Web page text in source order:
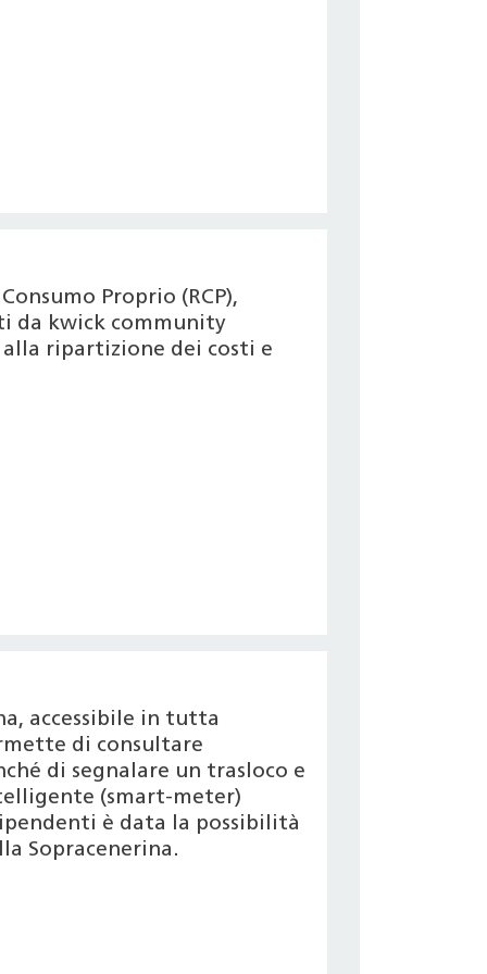
Proprio (RCP),
kwick community
ripartizione dei costi e
accessibile in tutta
di consultare
di segnalare un trasloco e
(smart-meter)
è data la possibilità
Sopracenerina.